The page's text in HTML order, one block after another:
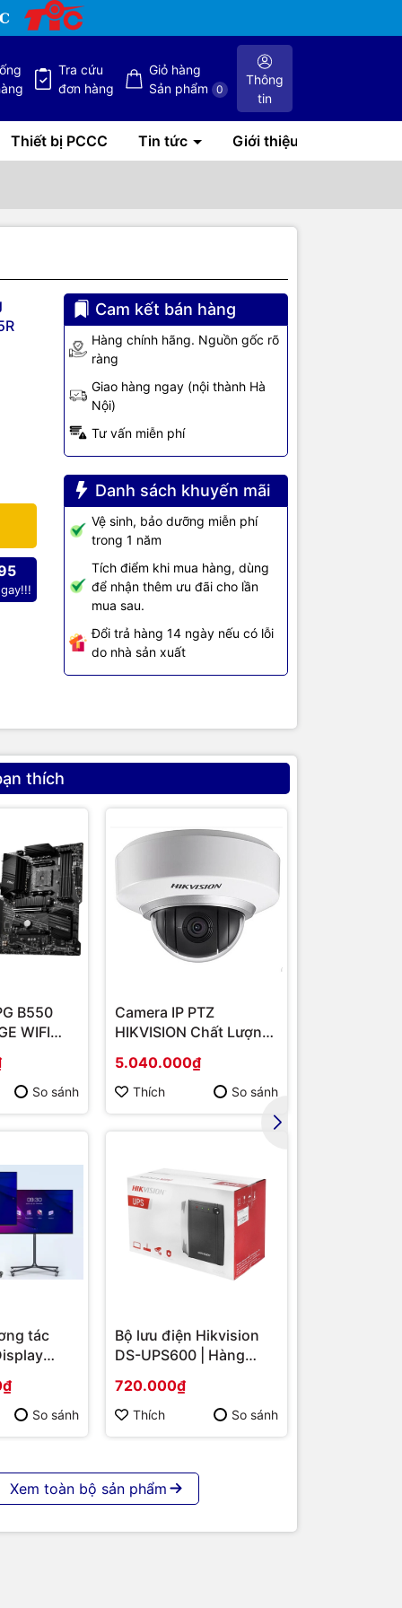
Tra cứu
đơn hàng
Giỏ hàng
Sản phẩm
0
Thông
tin
Thiết bị PCCC Tin tức Giới thiệu
Cam kết bán hàng
Hàng chính hãng. Nguồn gốc rõ
ràng
Giao hàng ngay (nội thành Hà
Nội)
Tư vấn miễn phí
Danh sách khuyến mãi
Vệ sinh, bảo dưỡng miễn phí
trong 1 năm
Tích điểm khi mua hàng, dùng
để nhận thêm ưu đãi cho lần
mua sau.
Đổi trả hàng 14 ngày nếu có lỗi
do nhà sản xuất
thích
B550
WIFI
So sánh
Camera IP PTZ
HIKVISION Chất Lượng
5.040.000₫
Thích So sánh
tác
| Cấu
| HàngSo sánh
Bộ lưu điện Hikvision
DS-UPS600 | Hàng
720.000₫
Thích So sánh
Xem toàn bộ sản phẩm
cao.